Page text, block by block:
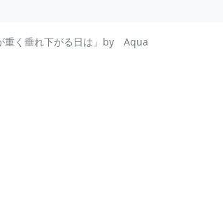
重く垂れ下がる日は」by Aqua